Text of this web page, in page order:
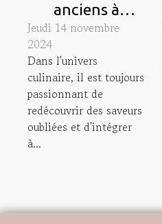
anciens à
redécouvrir
pour des plats
authentiques et
tendance
Jeudi 14 novembre
2024
Dans l'univers
culinaire, il est toujours
passionnant de
redécouvrir des saveurs
oubliées et d'intégrer
à...